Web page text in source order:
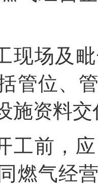
现场及
管位、
施资料
工前，
燃气经